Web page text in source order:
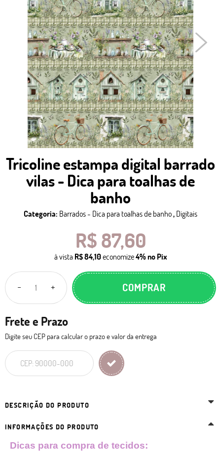
Tricoline estampa digital barrado
vilas - Dica para toalhas de
banho
Categoria: Barrados - Dica para toalhas de banho, Digitais
R$ 87,60
à vista R$ 84,10economize4%no Pix
COMPRAR
Frete e Prazo
Digite seu CEP para calcular o prazo e valor da entrega
DESCRIÇÃO DO PRODUTO
INFORMAÇÕES DO PRODUTO
Dicas para compra de tecidos: